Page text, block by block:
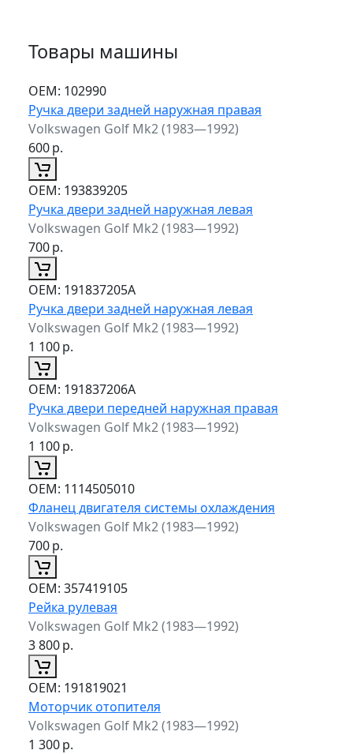
Товары машины
ОЕМ: 102990
Ручка двери задней наружная правая
Volkswagen Golf Mk2 (1983—1992)
600р.
ОЕМ: 193839205
Ручка двери задней наружная левая
Volkswagen Golf Mk2 (1983—1992)
700р.
ОЕМ: 191837205A
Ручка двери задней наружная левая
Volkswagen Golf Mk2 (1983—1992)
1 100р.
ОЕМ: 191837206A
Ручка двери передней наружная правая
Volkswagen Golf Mk2 (1983—1992)
1 100р.
ОЕМ: 1114505010
Фланец двигателя системы охлаждения
Volkswagen Golf Mk2 (1983—1992)
700р.
ОЕМ: 357419105
Рейка рулевая
Volkswagen Golf Mk2 (1983—1992)
3 800р.
ОЕМ: 191819021
Моторчик отопителя
Volkswagen Golf Mk2 (1983—1992)
1 300р.